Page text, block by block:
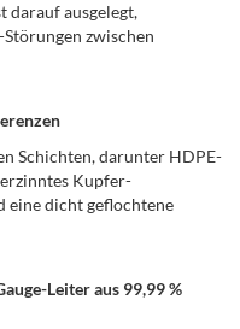
darauf ausgelegt,
zwischen
Schichten, darunter HDPE-
Kupfer-
eine dicht geflochtene
Leiter aus 99,99 %